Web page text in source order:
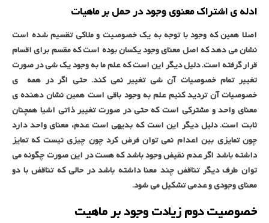
ادله ی اشتراک معنوی وجود در حمل بر ماهیات
اصلا همین که وجود با توجه به یک خصوصیت و ملاکی تقسیم شده است
نشان می دهد که اصل معنای وجود یکسان بوده است که مقسم برای اقسام
قرار گرفته است. دلیل دیگر این است که علم ما به وجود یک شی در صورت
تغییر تمام خصوصیات آن شی تغییر نمی کند. حتی اگر در همه ی
خصوصیات آن تردید کنیم علم به وجود باقی است همین نشان دهنده ی
معنای واحد و مشترکی است که حتی در صورت تغییر ذاتی اشیا همچنان
ثابت است. دلیل دیگر این است که بدیهی است عدم، معنای واحد دارد
چون تمایزی بین اعدام نمی توان فرض کرد چون چیزی نیست که تمایز
داشته باشد اگر عدم نقیض وجود باشد که هست در این صورت چگونه می
توان طرف دیگر تناقض چند معنا داشته باشد در حالی که تناقض با دو
معنای وجودی و عدمی تشکیل می شود.
خصوصیت دوم زیادت وجود بر ماهیت